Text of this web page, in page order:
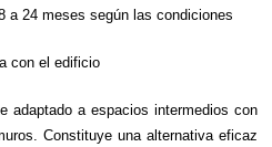
a 24 meses según las condiciones
con el edificio
adaptado a espacios intermedios con
Constituye una alternativa eficaz